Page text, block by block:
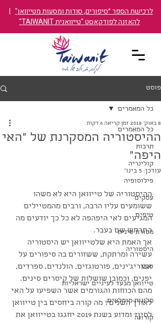
לרכישת הספר ״סיפורים, סודות ומסעות מטייוואן" |
להאזנה לפודקאסט "טייוואנית TAIWANIT"
פוסט
כל המאמרים
תרבות
קולינריה
פילוסופיה
עסקים
טיפים
מסורת סינית
היסטוריה
טבע
טייוואן מבעד לעיניים ישראליות
מלונות מומלצים
קורונה
כל המאמרים
ההיסטוריה המסקרנת של "האי
היפה"
8 באוק׳ 2018 זמן קריאה 6 דקות
עודכן: 5 בינו׳
ההיסטוריה של טייוואן היא לא משהו
ששומעים עליו הרבה, ורבים מהמטיילים
המגיעים לאי היפהפה לא כל כך יודעים מה
התרחש שם בעבר.
אך האמת היא שלטייוואן יש היסטוריה
עשירה ומרתקת, ששזורים בה סיפורים על
אבוריג׳ינים, פורטוגזים, הולנדים, ספרדים,
יפנים, וכמובן שושלות של קיסרים סינים.
מהם הכוחות והגורמים אשר השפיעו על האי
לאורך השנים? מה קורה ביחסים בין טייוואן
לסין? ומדוע בשנת 2019 יחגגו בטייוואן את